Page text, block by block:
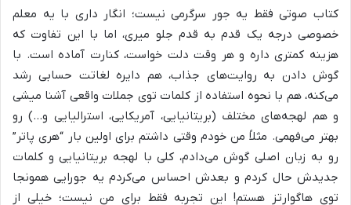
کتاب صوتی فقط یه جور سرگرمی نیست؛ انگار داری با یه معلم
خصوصی درجه یک قدم به قدم جلو میری، اما با این تفاوت که
هزینه کمتری داره و هر وقت دلت خواست، کنارت آماده‌ است. با
گوش دادن به روایت‌های جذاب، هم دایره لغاتت حسابی رشد
می‌کنه، هم با نحوه استفاده از کلمات توی جملات واقعی آشنا میشی
و هم لهجه‌های مختلف (بریتانیایی، آمریکایی، استرالیایی و…) رو
بهتر می‌فهمی. مثلاً من خودم وقتی داشتم برای اولین بار “هری پاتر”
رو به زبان اصلی گوش می‌دادم، کلی با لهجه بریتانیایی و کلمات
جدیدش حال کردم و بعدش احساس می‌کردم یه جورایی همونجا
توی هاگوارتز هستم! این تجربه فقط برای من نیست؛ خیلی از